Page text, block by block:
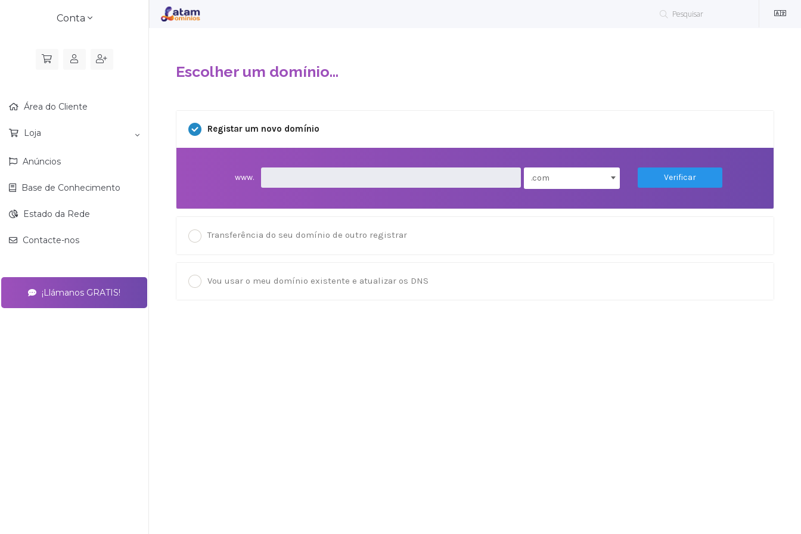
Conta
Área do Cliente
Loja
Anúncios
Base de Conhecimento
Estado da Rede
Contacte-nos
¡Llámanos GRATIS!
Escolher um domínio...
Registar um novo domínio
www. .com Verificar
Transferência do seu domínio de outro registrar
Vou usar o meu domínio existente e atualizar os DNS